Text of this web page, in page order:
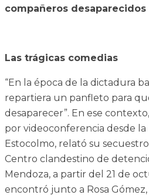
compañeros desaparecidos
Las trágicas comedias
“En la época de la dictadura
repartiera un panfleto para
desaparecer”. En ese contexto,
por videoconferencia desde
Estocolmo, relató su
Centro clandestino de
Mendoza, a partir del 21 de
encontró junto a Rosa